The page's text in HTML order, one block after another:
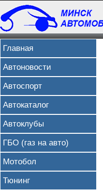
Главная
Автоновости
Автоспорт
Автокаталог
Автоклубы
ГБО (газ на авто)
Мотобол
Тюнинг